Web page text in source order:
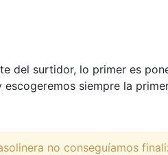
del surtidor, lo primer es
escogeremos siempre la
no conseguíamos